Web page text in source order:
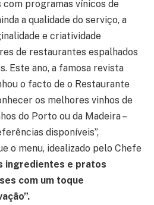
programas vínicos de
a qualidade do serviço, a
e criatividade
de restaurantes espalhados
Este ano, a famosa revista
o facto de o Restaurante
os melhores vinhos de
do Porto ou da Madeira –
disponíveis”,
o menu, idealizado pelo Chefe
ingredientes e pratos
com um toque